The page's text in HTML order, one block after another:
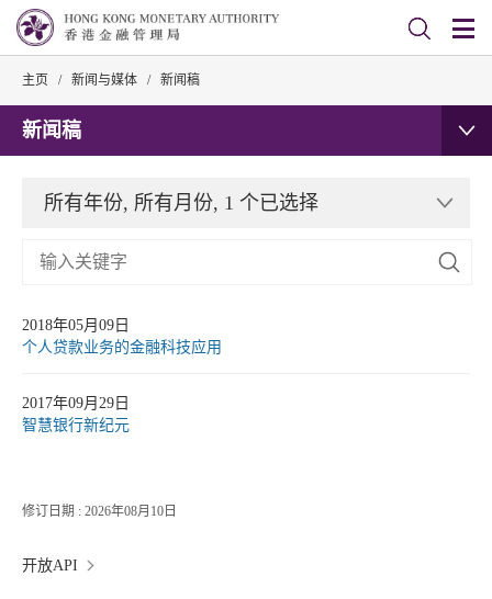
主页 / 新闻与媒体 / 新闻稿
新闻稿
所有年份, 所有月份, 1 个已选择
2018年05月09日
个人贷款业务的金融科技应用
2017年09月29日
智慧银行新纪元
修订日期 : 2026年08月10日
开放API